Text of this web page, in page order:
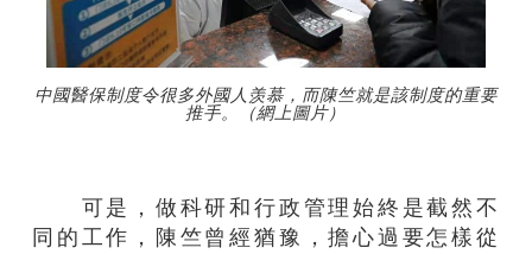
中國醫保制度令很多外國人羡慕，而陳竺就是該制度的重要
推手。（網上圖片）
可是，做科研和行政管理始終是截然不
同的工作，陳竺曾經猶豫，擔心過要怎樣從